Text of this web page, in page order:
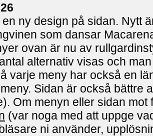
ny design på sidan. Nytt
som dansar
ovan är nu av
alternativ visas och
varje meny har också en
Sidan är också bättre
Om menyn eller sidan
(var noga med att uppge
ni använder,